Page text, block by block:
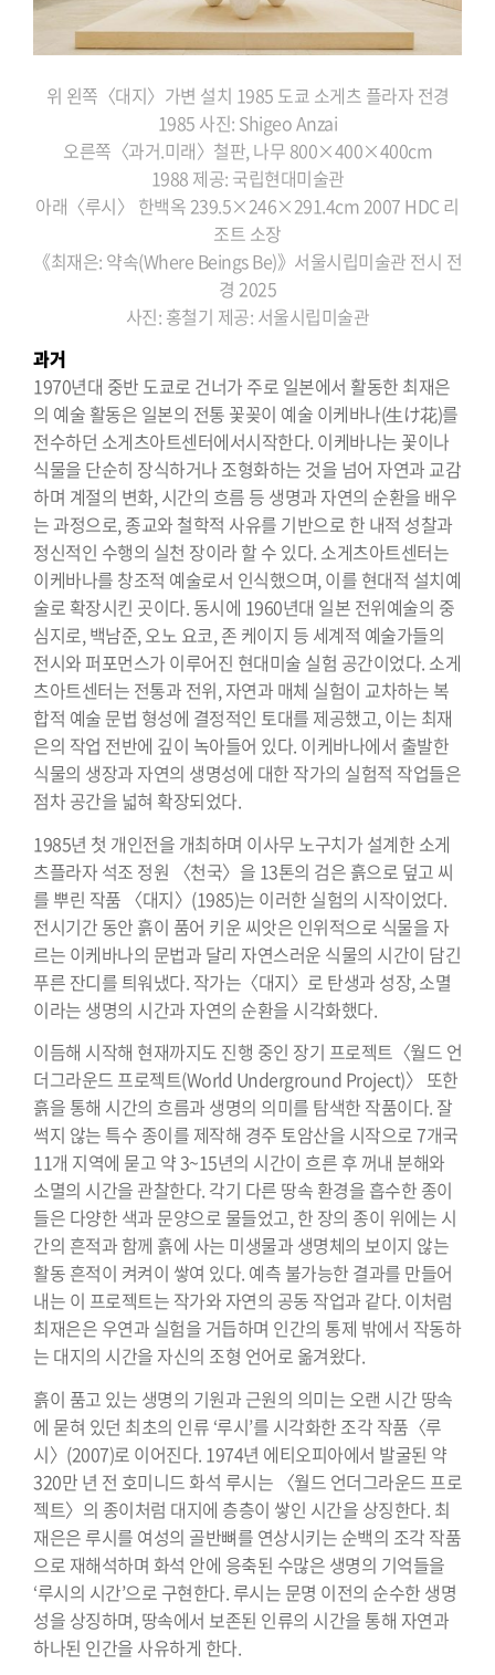
위 왼쪽〈대지〉가변 설치 1985 도쿄 소게츠 플라자 전경
1985 사진: Shigeo Anzai
오른쪽〈과거.미래〉철판, 나무 800×400×400cm
1988 제공: 국립현대미술관
아래〈루시〉 한백옥 239.5×246×291.4cm 2007 HDC 리
조트 소장
《최재은: 약속(Where Beings Be)》서울시립미술관 전시 전
경 2025
사진: 홍철기 제공: 서울시립미술관
과거
1970년대 중반 도쿄로 건너가 주로 일본에서 활동한 최재은
의 예술 활동은 일본의 전통 꽃꽂이 예술 이케바나(生け花)를
전수하던 소게츠아트센터에서시작한다. 이케바나는 꽃이나
식물을 단순히 장식하거나 조형화하는 것을 넘어 자연과 교감
하며 계절의 변화, 시간의 흐름 등 생명과 자연의 순환을 배우
는 과정으로, 종교와 철학적 사유를 기반으로 한 내적 성찰과
정신적인 수행의 실천 장이라 할 수 있다. 소게츠아트센터는
이케바나를 창조적 예술로서 인식했으며, 이를 현대적 설치예
술로 확장시킨 곳이다. 동시에 1960년대 일본 전위예술의 중
심지로, 백남준, 오노 요코, 존 케이지 등 세계적 예술가들의
전시와 퍼포먼스가 이루어진 현대미술 실험 공간이었다. 소게
츠아트센터는 전통과 전위, 자연과 매체 실험이 교차하는 복
합적 예술 문법 형성에 결정적인 토대를 제공했고, 이는 최재
은의 작업 전반에 깊이 녹아들어 있다. 이케바나에서 출발한
식물의 생장과 자연의 생명성에 대한 작가의 실험적 작업들은
점차 공간을 넓혀 확장되었다.
1985년 첫 개인전을 개최하며 이사무 노구치가 설계한 소게
츠플라자 석조 정원 〈천국〉을 13톤의 검은 흙으로 덮고 씨
를 뿌린 작품 〈대지〉(1985)는 이러한 실험의 시작이었다.
전시기간 동안 흙이 품어 키운 씨앗은 인위적으로 식물을 자
르는 이케바나의 문법과 달리 자연스러운 식물의 시간이 담긴
푸른 잔디를 틔워냈다. 작가는〈대지〉로 탄생과 성장, 소멸
이라는 생명의 시간과 자연의 순환을 시각화했다.
이듬해 시작해 현재까지도 진행 중인 장기 프로젝트〈월드 언
더그라운드 프로젝트(World Underground Project)〉 또한
흙을 통해 시간의 흐름과 생명의 의미를 탐색한 작품이다. 잘
썩지 않는 특수 종이를 제작해 경주 토암산을 시작으로 7개국
11개 지역에 묻고 약 3~15년의 시간이 흐른 후 꺼내 분해와
소멸의 시간을 관찰한다. 각기 다른 땅속 환경을 흡수한 종이
들은 다양한 색과 문양으로 물들었고, 한 장의 종이 위에는 시
간의 흔적과 함께 흙에 사는 미생물과 생명체의 보이지 않는
활동 흔적이 켜켜이 쌓여 있다. 예측 불가능한 결과를 만들어
내는 이 프로젝트는 작가와 자연의 공동 작업과 같다. 이처럼
최재은은 우연과 실험을 거듭하며 인간의 통제 밖에서 작동하
는 대지의 시간을 자신의 조형 언어로 옮겨왔다.
흙이 품고 있는 생명의 기원과 근원의 의미는 오랜 시간 땅속
에 묻혀 있던 최초의 인류 ‘루시’를 시각화한 조각 작품〈루
시〉(2007)로 이어진다. 1974년 에티오피아에서 발굴된 약
320만 년 전 호미니드 화석 루시는 〈월드 언더그라운드 프로
젝트〉의 종이처럼 대지에 층층이 쌓인 시간을 상징한다. 최
재은은 루시를 여성의 골반뼈를 연상시키는 순백의 조각 작품
으로 재해석하며 화석 안에 응축된 수많은 생명의 기억들을
‘루시의 시간’으로 구현한다. 루시는 문명 이전의 순수한 생명
성을 상징하며, 땅속에서 보존된 인류의 시간을 통해 자연과
하나된 인간을 사유하게 한다.